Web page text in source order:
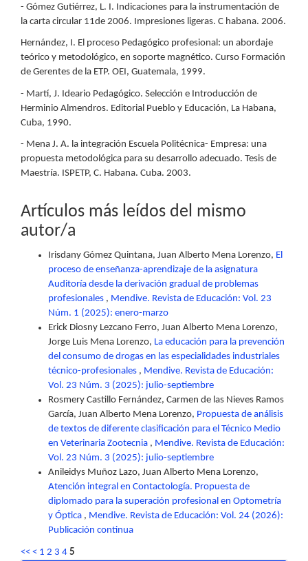
- Gómez Gutiérrez, L. I. Indicaciones para la instrumentación de
la carta circular 11de 2006. Impresiones ligeras. C habana. 2006.
Hernández, I. El proceso Pedagógico profesional: un abordaje
teórico y metodológico, en soporte magnético. Curso Formación
de Gerentes de la ETP. OEI, Guatemala, 1999.
- Martí, J. Ideario Pedagógico. Selección e Introducción de
Herminio Almendros. Editorial Pueblo y Educación, La Habana,
Cuba, 1990.
- Mena J. A. la integración Escuela Politécnica- Empresa: una
propuesta metodológica para su desarrollo adecuado. Tesis de
Maestría. ISPETP, C. Habana. Cuba. 2003.
Artículos más leídos del mismo
autor/a
Irisdany Gómez Quintana, Juan Alberto Mena Lorenzo, El
proceso de enseñanza-aprendizaje de la asignatura
Auditoría desde la derivación gradual de problemas
profesionales , Mendive. Revista de Educación: Vol. 23
Núm. 1 (2025): enero-marzo
Erick Diosny Lezcano Ferro, Juan Alberto Mena Lorenzo,
Jorge Luis Mena Lorenzo, La educación para la prevención
del consumo de drogas en las especialidades industriales
técnico-profesionales , Mendive. Revista de Educación:
Vol. 23 Núm. 3 (2025): julio-septiembre
Rosmery Castillo Fernández, Carmen de las Nieves Ramos
García, Juan Alberto Mena Lorenzo, Propuesta de análisis
de textos de diferente clasificación para el Técnico Medio
en Veterinaria Zootecnia , Mendive. Revista de Educación:
Vol. 23 Núm. 3 (2025): julio-septiembre
Anileidys Muñoz Lazo, Juan Alberto Mena Lorenzo,
Atención integral en Contactología. Propuesta de
diplomado para la superación profesional en Optometría
y Óptica , Mendive. Revista de Educación: Vol. 24 (2026):
Publicación continua
<< < 1 2 3 4 5